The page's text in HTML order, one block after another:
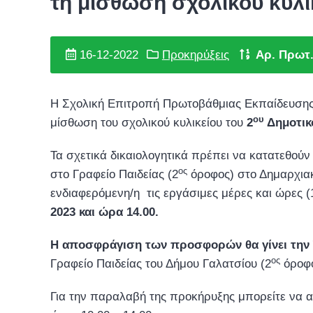
16-12-2022 Προκηρύξεις Αρ. Πρωτ.
Η Σχολική Επιτροπή Πρωτοβάθμιας
μίσθωση του σχολικού κυλικείου του 2ου
Τα σχετικά δικαιολογητικά πρέπει να
στο Γραφείο Παιδείας (2ος όροφος) στο
ενδιαφερόμενη/η τις εργάσιμες μέρες και ώρες
2023 και ώρα 14.00.
Η αποσφράγιση των προσφορών θα γίνει την
Γραφείο Παιδείας του Δήμου Γαλατσίου (2ος
Για την παραλαβή της προκήρυξης μπορείτε να